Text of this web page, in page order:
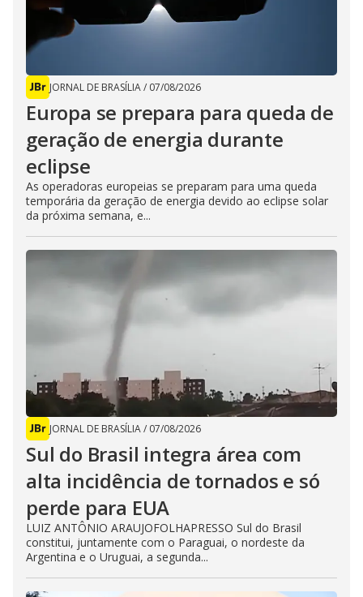
JORNAL DE BRASÍLIA/ 07/08/2026
Europa se prepara para queda de
geração de energia durante
eclipse
As operadoras europeias se preparam para uma queda
temporária da geração de energia devido ao eclipse solar
da próxima semana, e...
JORNAL DE BRASÍLIA/ 07/08/2026
Sul do Brasil integra área com
alta incidência de tornados e só
perde para EUA
LUIZ ANTÔNIO ARAUJOFOLHAPRESSO Sul do Brasil
constitui, juntamente com o Paraguai, o nordeste da
Argentina e o Uruguai, a segunda...